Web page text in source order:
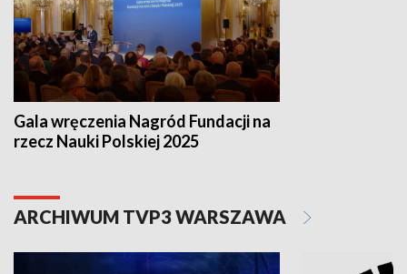
Gala wręczenia Nagród Fundacji na
rzecz Nauki Polskiej 2025
ARCHIWUM TVP3 WARSZAWA